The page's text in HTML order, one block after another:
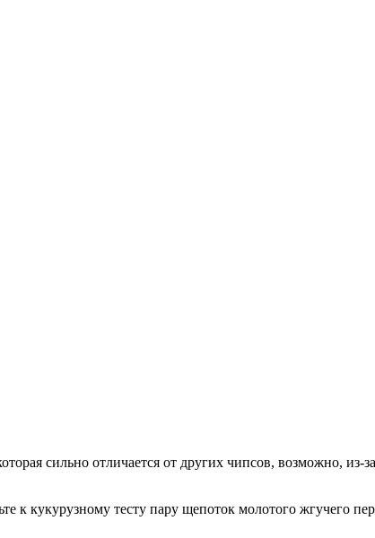
сильно отличается от других чипсов, возможно,
к кукурузному тесту пару щепоток молотого жгучего